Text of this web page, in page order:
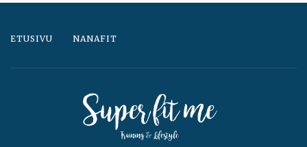
ETUSIVU NANAFIT